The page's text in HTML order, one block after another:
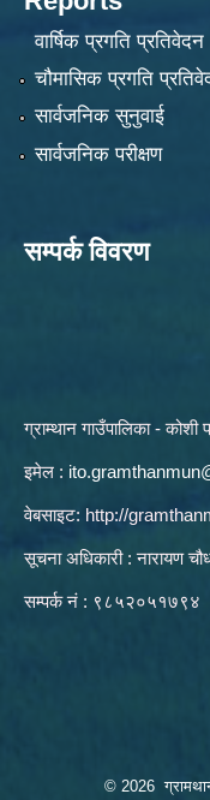
वार्षिक प्रगति प्रतिवेदन
चौमासिक प्रगति
सार्वजनिक सुनुवाई
सार्वजनिक परीक्षण
सम्पर्क विवरण
ग्राम्थान गाउँपालिका - कोशी
इमेल :
वेबसाइट: http://
सूचना अधिकारी : नारायण
सम्पर्क नं : ९८५२०५१७९४
© 2026 ग्रामथान